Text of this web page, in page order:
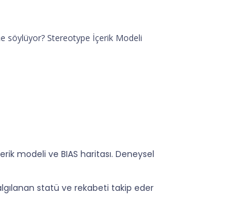
söylüyor? Stereotype İçerik Modeli
modeli ve BIAS haritası. Deneysel
algılanan statü ve rekabeti takip eder